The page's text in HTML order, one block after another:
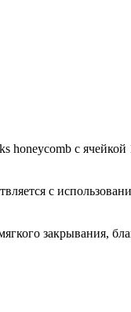
honeycomb с
с
закрывания,